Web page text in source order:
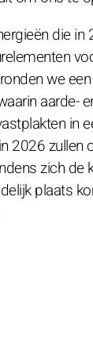
die
we een
aarde-
in
2026 zullen
zich de
plaats